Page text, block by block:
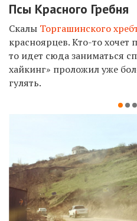
Псы Красного Гребня
Скалы Торгашинского
красноярцев. Кто-то хочет
то идет сюда заниматься
хайкинг» проложил уже
гулять.